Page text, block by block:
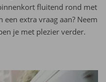
fluitend rond met
extra vraag aan? Neem
je met plezier verder.